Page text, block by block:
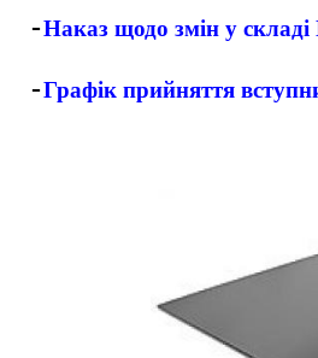
-Наказ щодо змін у
-Графік прийняття